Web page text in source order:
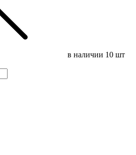
в наличии 10 шт